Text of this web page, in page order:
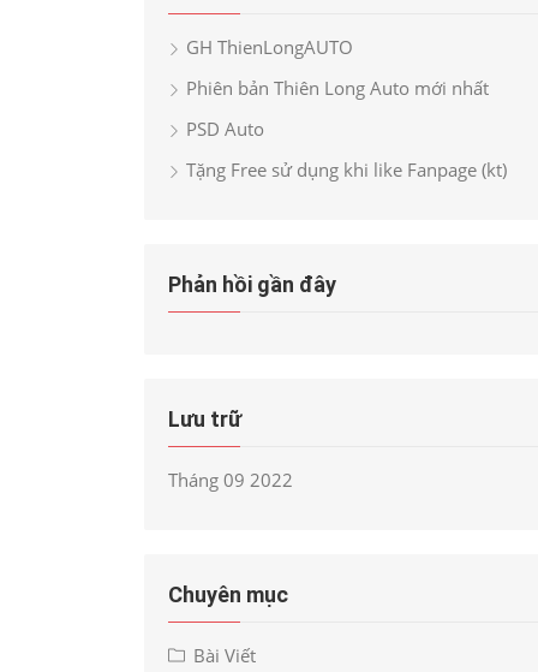
GH ThienLongAUTO
Phiên bản Thiên Long Auto mới nhất
PSD Auto
Tặng Free sử dụng khi like Fanpage (kt)
Phản hồi gần đây
Lưu trữ
Tháng 09 2022
Chuyên mục
Bài Viết